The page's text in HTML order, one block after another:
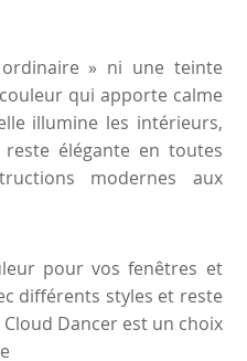
» ni une teinte
qui apporte calme
illumine les intérieurs,
élégante en toutes
modernes aux
pour vos fenêtres et
différents styles et reste
Dancer est un choix